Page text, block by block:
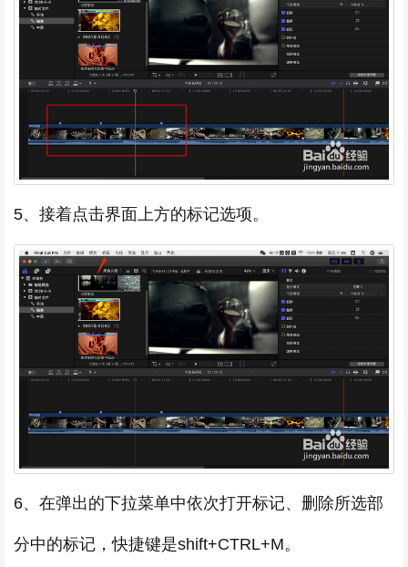
5、接着点击界面上方的标记选项。
6、在弹出的下拉菜单中依次打开标记、删除所选部
分中的标记，快捷键是shift+CTRL+M。